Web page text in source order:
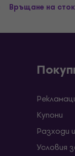
Връщане на
Kупони
Разходи
Условия